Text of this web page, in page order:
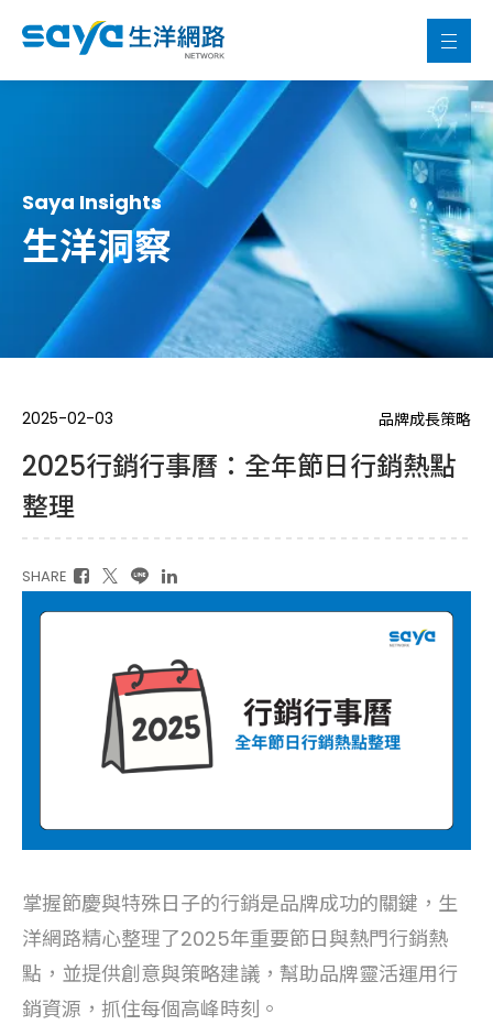
Saya Insights
生洋洞察
2025-02-03 品牌成長策略
2025行銷行事曆：全年節日行銷熱點
整理
SHARE
掌握節慶與特殊日子的行銷是品牌成功的關鍵，生
洋網路精心整理了2025年重要節日與熱門行銷熱
點，並提供創意與策略建議，幫助品牌靈活運用行
銷資源，抓住每個高峰時刻。